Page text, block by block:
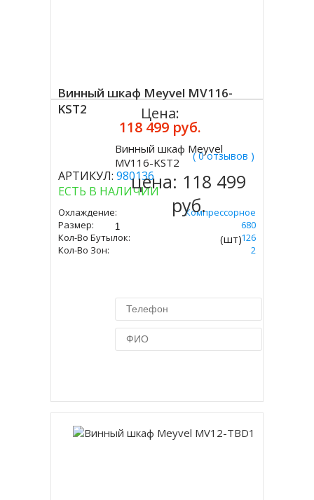
Винный шкаф Meyvel MV116-
KST2
( 0 отзывов )
АРТИКУЛ: 980136
ЕСТЬ В НАЛИЧИИ
Охлаждение:
Компрессорное
Размер:
1397 Х 595 Х 680
Кол-Во Бутылок:
126
Кол-Во Зон:
2
Цена:
118 499 руб.
Винный шкаф Meyvel
MV116-KST2
цена: 118 499
руб.
(шт)